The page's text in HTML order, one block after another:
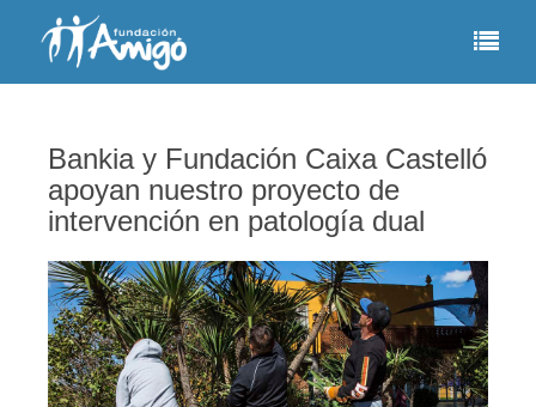
Bankia y Fundación Caixa Castelló
apoyan nuestro proyecto de
intervención en patología dual